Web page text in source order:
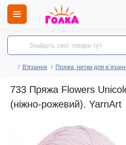
В'язання Пряжа, нитки для
733 Пряжа Flowers
(ніжно-рожевий). YarnArt